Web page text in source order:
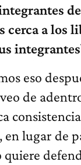
cerca a los
eso
de
en lugar de